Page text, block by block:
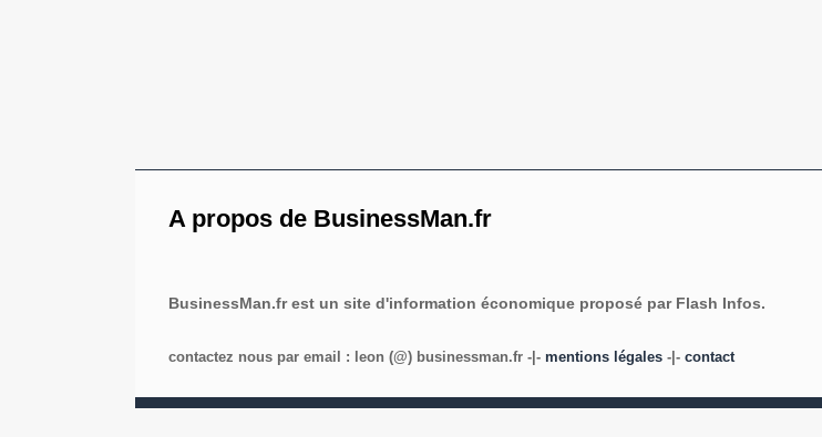
A propos de BusinessMan.fr
BusinessMan.fr est un site d'information économique proposé par Flash Infos.
contactez nous par email : leon (@) businessman.fr -|- mentions légales -|- contact